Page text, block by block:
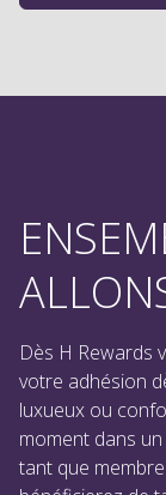
Dès H Rewards
votre adhésion
luxueux ou
moment dans
tant que
bénéficierez de
intéressantes.
Inscrivez-vous